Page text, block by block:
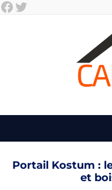
Skip
Facebook Twitter
Portail Kostum :
et